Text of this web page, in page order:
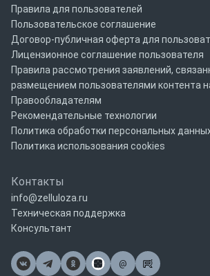
Правила для пользователей
Пользовательское соглашение
Договор-публичная оферта для
Лицензионное соглашение пользователя
Правила рассмотрения заявлений,
размещением пользователями контента
Правообладателям
Рекомендательные технологии
Политика обработки персональных
Политика использования cookies
Контакты
info@zelluloza.ru
Техническая поддержка
Консультант
@
Почта